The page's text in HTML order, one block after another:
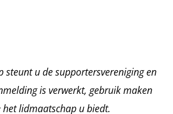
steunt u de supportersvereniging en
is verwerkt, gebruik maken
lidmaatschap u biedt.